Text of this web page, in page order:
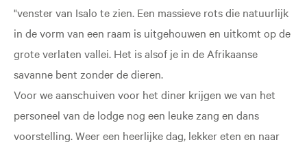
"venster van Isalo te zien. Een massieve rots die natuurlijk
in de vorm van een raam is uitgehouwen en uitkomt op de
grote verlaten vallei. Het is alsof je in de Afrikaanse
savanne bent zonder de dieren.
Voor we aanschuiven voor het diner krijgen we van het
personeel van de lodge nog een leuke zang en dans
voorstelling. Weer een heerlijke dag, lekker eten en naar